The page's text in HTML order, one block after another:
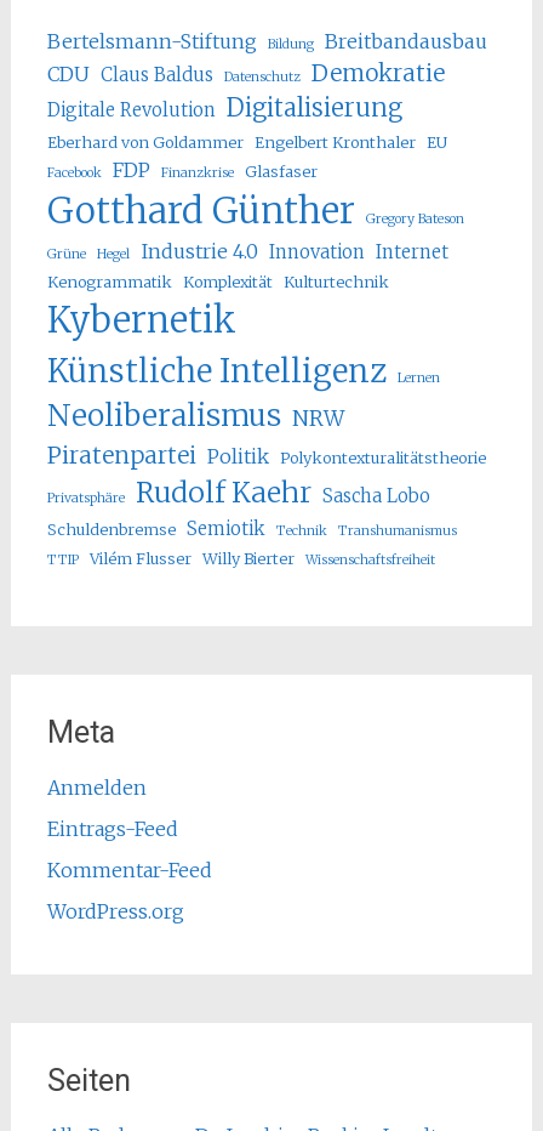
Bertelsmann-Stiftung Bildung
Breitbandausbau
CDU Claus Baldus Datenschutz Demokratie
Digitale Revolution Digitalisierung
Eberhard von Goldammer Engelbert Kronthaler EU
Facebook FDP Finanzkrise Glasfaser
Gotthard Günther Gregory Bateson
Grüne Hegel Industrie 4.0 Innovation Internet
Kenogrammatik Komplexität Kulturtechnik
Kybernetik
Künstliche Intelligenz Lernen
Neoliberalismus NRW
Piratenpartei Politik Polykontexturalitätstheorie
Privatsphäre Rudolf Kaehr Sascha Lobo
Schuldenbremse Semiotik Technik
Transhumanismus
TTIP
Vilém Flusser Willy Bierter Wissenschaftsfreiheit
Meta
Anmelden
Eintrags-Feed
Kommentar-Feed
WordPress.org
Seiten